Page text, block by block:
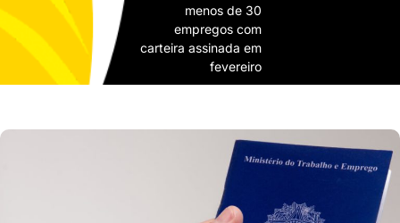
menos de 30
empregos com
carteira assinada em
fevereiro